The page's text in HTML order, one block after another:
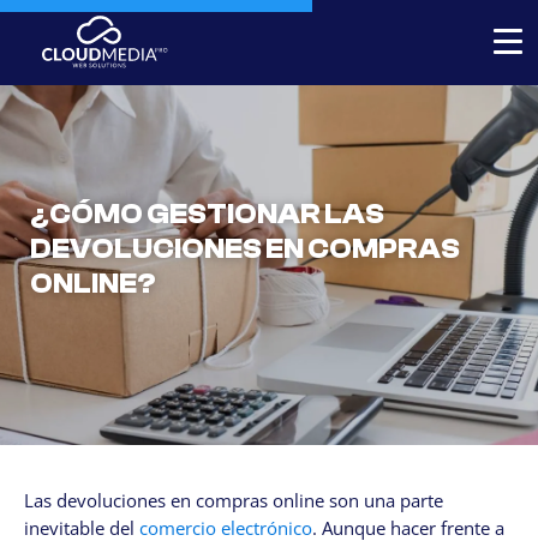
Expert-built Online Store
Expert-built Website
Stores for decorators
Contact
+1 954-769.0084
SERVICICES
Your Website, built by experts
Website maintenance
¿CÓMO GESTIONAR LAS
DEVOLUCIONES EN COMPRAS
ONLINE?
Las devoluciones en compras online son una parte
inevitable del comercio electrónico. Aunque hacer frente a